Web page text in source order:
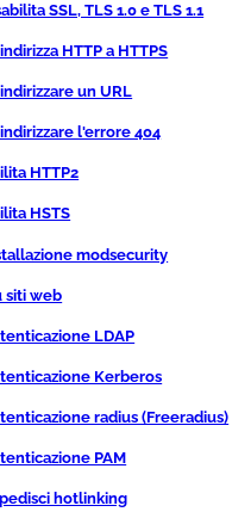
SSL, TLS 1.0 e TLS 1.1
HTTP a HTTPS
un URL
l'errore 404
HTTP2
HSTS
modsecurity
siti web
LDAP
Kerberos
radius (Freeradius)
PAM
hotlinking